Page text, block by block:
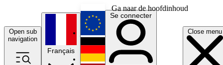
Ga naar de hoofdinhoud
Open sub
navigation
Close menu
Français
English
Deutsch
Se connecter